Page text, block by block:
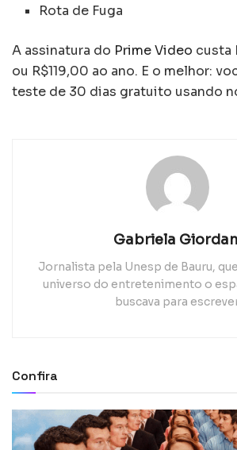
Rota de Fuga
A assinatura do Prime Video custa
ou R$119,00 ao ano. E o melhor:
teste de 30 dias gratuito usando
Gabriela
Jornalista pela Unesp de Bauru,
universo do entretenimento o
buscava para
Confira